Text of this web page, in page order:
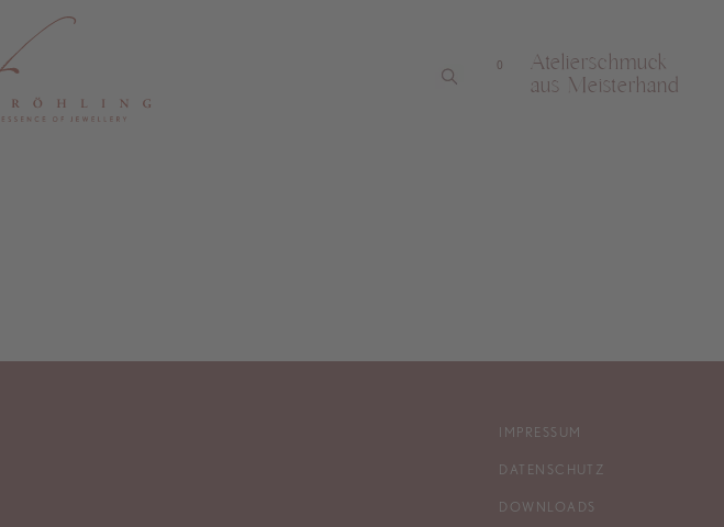
0
Atelierschmuck
aus Meisterhand
IMPRESSUM
DATENSCHUTZ
DOWNLOADS